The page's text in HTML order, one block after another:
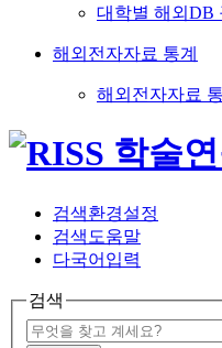
대학별 해외DB
해외전자자료 통계
해외전자자료
검색환경설정
검색도움말
다국어입력
검색